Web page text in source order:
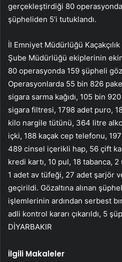
gerçekleştirdiği 80 operasyonda
şüpheliden 5’i tutuklandı.
İl Emniyet Müdürlüğü
Şube Müdürlüğü ekiplerinin
80 operasyonda 159 şüpheli
Operasyonlarda 55 bin 826
sigara sarma kağıdı, 105 bin
sigara filtresi, 1798 adet puro,
kilo nargile tütünü, 364 litre
içki, 188 kaçak cep telefonu,
489 cinsel içerikli hap, 56 çift
kredi kartı, 10 pul, 18 tabanca,
1 adet av tüfeği, 27 adet şarjör
geçirildi. Gözaltına alınan
işlemlerinin ardından serbest
adli kontrol kararı çıkarıldı, 5
DİYARBAKIR
İlgili Makaleler